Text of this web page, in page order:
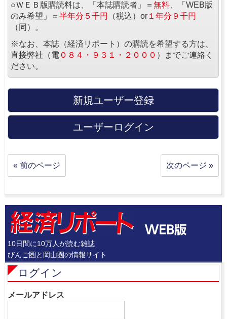
○ＷＥＢ版購読料は、「本誌購読者」＝ 無料 、「WEB版
のみ希望」＝ 半年分５千円 （税込）or １年分９千円
（同）。
※なお、本誌（経済リポート）の購読を希望する方は、
直接弊社（電 ０８４・９３１・２０００ ）までご連絡く
ださい。
新規ユーザー登録
ユーザーログイン
« 前のページ 次のページ »
10日間に10万人が読む雑誌
びんご圏と岡山圏の情報サイト
ログイン
メールアドレス